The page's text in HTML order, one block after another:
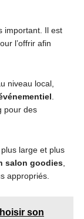
important. Il est
l’offrir afin
niveau local,
pour des
large et plus
salon goodies,
appropriés.
son